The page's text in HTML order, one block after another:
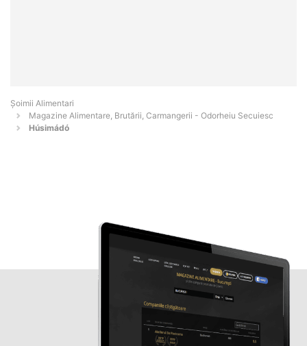
Şoimii Alimentari
Magazine Alimentare, Brutării, Carmangerii - Odorheiu Secuiesc
Húsimádó